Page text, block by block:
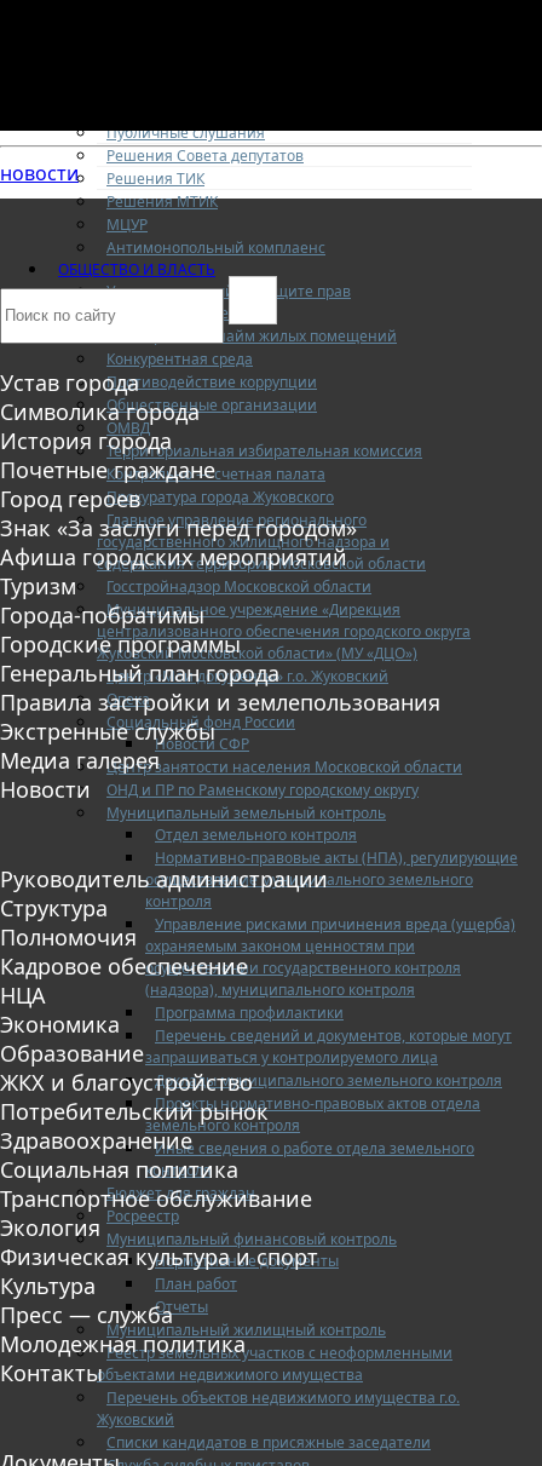
Публичные слушания
Решения Совета депутатов
Решения ТИК
Решения МТИК
МЦУР
Антимонопольный комплаенс
ОБЩЕСТВО И ВЛАСТЬ
Уполномоченный по защите прав
предпринимателей
Коммерческий найм жилых помещений
Конкурентная среда
Противодействие коррупции
Общественные организации
ОМВД
Территориальная избирательная комиссия
Контрольно — счетная палата
Прокуратура города Жуковского
Главное управление регионального
государственного жилищного надзора и
содержания территорий Московской области
Госстройнадзор Московской области
Муниципальное учреждение «Дирекция
централизованного обеспечения городского округа
Жуковский Московской области» (МУ «ДЦО»)
Центр «Мои документы» г.о. Жуковский
Опека
Социальный фонд России
Новости СФР
Центр занятости населения Московской области
ОНД и ПР по Раменскому городскому округу
Муниципальный земельный контроль
Отдел земельного контроля
Нормативно-правовые акты (НПА), регулирующие
осуществление муниципального земельного
контроля
Управление рисками причинения вреда (ущерба)
охраняемым законом ценностям при
осуществлении государственного контроля
(надзора), муниципального контроля
Программа профилактики
Перечень сведений и документов, которые могут
запрашиваться у контролируемого лица
Доклады муниципального земельного контроля
Проекты нормативно-правовых актов отдела
земельного контроля
Иные сведения о работе отдела земельного
контроля
Бюджет для граждан
Росреестр
Муниципальный финансовый контроль
Нормативные документы
План работ
Отчеты
Муниципальный жилищный контроль
Реестр земельных участков с неоформленными
объектами недвижимого имущества
Перечень объектов недвижимого имущества г.о.
Жуковский
Списки кандидатов в присяжные заседатели
новости
Устав города
Символика города
История города
Почетные граждане
Город героев
Знак «За заслуги перед городом»
Афиша городских мероприятий
Туризм
Города-побратимы
Городские программы
Генеральный план города
Правила застройки и землепользования
Экстренные службы
Медиа галерея
Новости
Руководитель администрации
Структура
Полномочия
Кадровое обеспечение
НЦА
Экономика
Образование
ЖКХ и благоустройство
Потребительский рынок
Здравоохранение
Социальная политика
Транспортное обслуживание
Экология
Физическая культура и спорт
Культура
Пресс — служба
Молодежная политика
Контакты